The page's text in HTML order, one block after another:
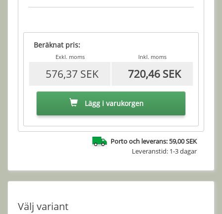
Beräknat pris:
Exkl. moms Inkl. moms
576,37 SEK 720,46 SEK
Lägg i varukorgen
Porto och leverans: 59,00 SEK
Leveranstid: 1-3 dagar
Välj variant